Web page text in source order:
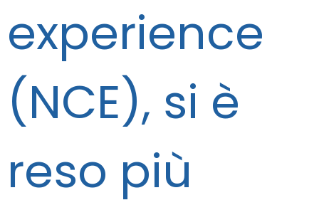
experience
(NCE), si è
reso più